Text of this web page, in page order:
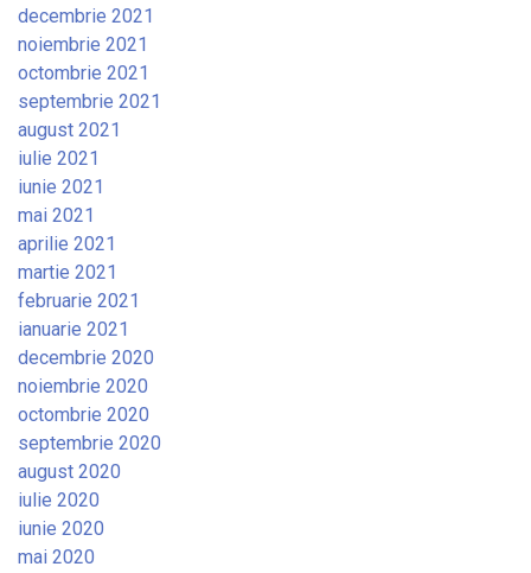
decembrie 2021
noiembrie 2021
octombrie 2021
septembrie 2021
august 2021
iulie 2021
iunie 2021
mai 2021
aprilie 2021
martie 2021
februarie 2021
ianuarie 2021
decembrie 2020
noiembrie 2020
octombrie 2020
septembrie 2020
august 2020
iulie 2020
iunie 2020
mai 2020